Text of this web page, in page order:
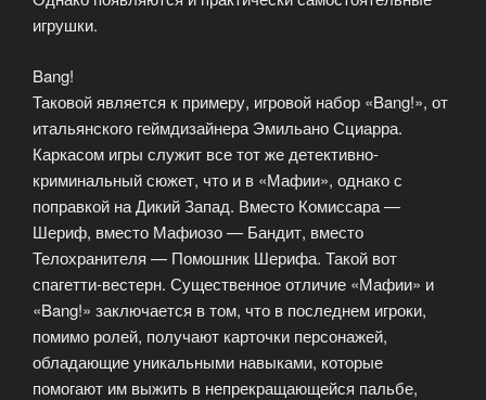
игрушки.
Bang!
Таковой является к примеру, игровой набор «Bang!», от
итальянского геймдизайнера Эмильано Сциарра.
Каркасом игры служит все тот же детективно-
криминальный сюжет, что и в «Мафии», однако с
поправкой на Дикий Запад. Вместо Комиссара —
Шериф, вместо Мафиозо — Бандит, вместо
Телохранителя — Помошник Шерифа. Такой вот
спагетти-вестерн. Существенное отличие «Мафии» и
«Bang!» заключается в том, что в последнем игроки,
помимо ролей, получают карточки персонажей,
обладающие уникальными навыками, которые
помогают им выжить в непрекращающейся пальбе,